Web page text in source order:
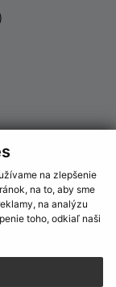
na zlepšenie
na to, aby sme
na analýzu
toho, odkiaľ naši